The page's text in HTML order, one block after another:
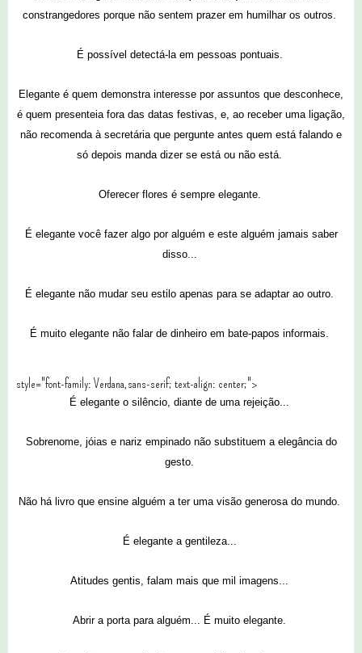
constrangedores porque não sentem prazer em humilhar os outros.
É possível detectá-la em pessoas pontuais.
Elegante é quem demonstra interesse por assuntos que desconhece,
é quem presenteia fora das datas festivas, e, ao receber uma ligação,
não recomenda à secretária que pergunte antes quem está falando e
só depois manda dizer se está ou não está.
Oferecer flores é sempre elegante.
É elegante você fazer algo por alguém e este alguém jamais saber
disso...
É elegante não mudar seu estilo apenas para se adaptar ao outro.
É muito elegante não falar de dinheiro em bate-papos informais.
style="font-family: Verdana,sans-serif; text-align: center;">
É elegante o silêncio, diante de uma rejeição...
Sobrenome, jóias e nariz empinado não substituem a elegância do
gesto.
Não há livro que ensine alguém a ter uma visão generosa do mundo.
É elegante a gentileza...
Atitudes gentis, falam mais que mil imagens...
Abrir a porta para alguém... É muito elegante.